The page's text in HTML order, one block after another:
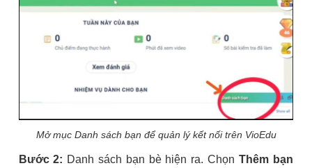
Mở mục Danh sách bạn để quản lý kết nối trên VioEdu
Bước 2: Danh sách bạn bè hiện ra. Chọn Thêm bạn